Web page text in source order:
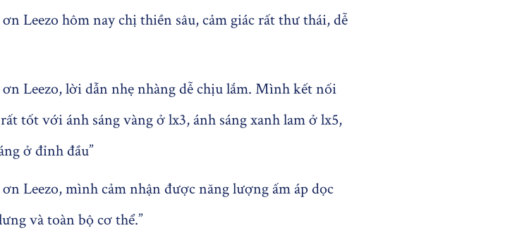
ơn Leezo hôm nay chị thiền sâu, cảm giác rất thư thái, dễ
ơn Leezo, lời dẫn nhẹ nhàng dễ chịu lắm. Mình kết nối
tốt với ánh sáng vàng ở lx3, ánh sáng xanh lam ở lx5,
ở đỉnh đầu”
ơn Leezo, mình cảm nhận được năng lượng ấm áp dọc
và toàn bộ cơ thể.”